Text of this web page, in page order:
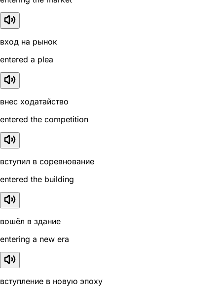
вход на рынок
entered a plea
внес ходатайство
entered the competition
вступил в соревнование
entered the building
вошёл в здание
entering a new era
вступление в новую эпоху